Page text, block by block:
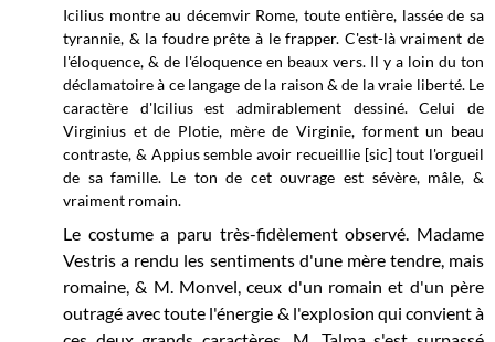
Icilius montre au décemvir Rome, toute entière, lassée de sa
tyrannie, & la foudre prête à le frapper. C'est-là vraiment de
l'éloquence, & de l'éloquence en beaux vers. Il y a loin du ton
déclamatoire à ce langage de la raison & de la vraie liberté. Le
caractère d'Icilius est admirablement dessiné. Celui de
Virginius et de Plotie, mère de Virginie, forment un beau
contraste, & Appius semble avoir recueillie [sic] tout l'orgueil
de sa famille. Le ton de cet ouvrage est sévère, mâle, &
vraiment romain.
Le costume a paru très-fidèlement observé. Madame
Vestris a rendu les sentiments d'une mère tendre, mais
romaine, & M. Monvel, ceux d'un romain et d'un père
outragé avec toute l'énergie & l'explosion qui convient à